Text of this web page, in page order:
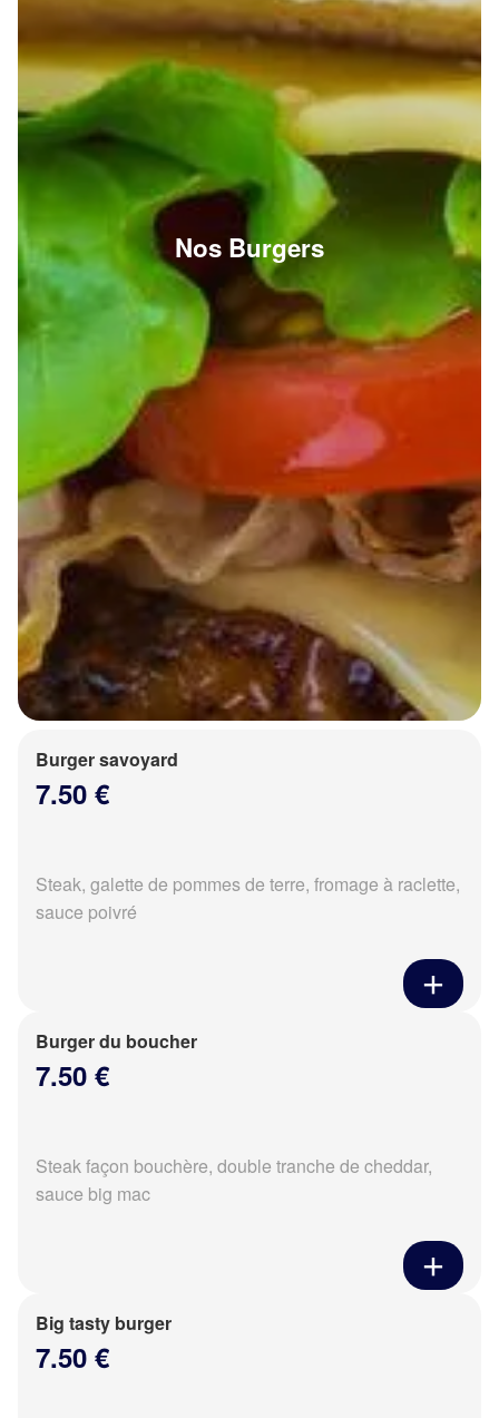
Nos Burgers
Burger savoyard
7.50 €
Steak, galette de pommes de terre, fromage à raclette,
sauce poivré
Burger du boucher
7.50 €
Steak façon bouchère, double tranche de cheddar,
sauce big mac
Big tasty burger
7.50 €